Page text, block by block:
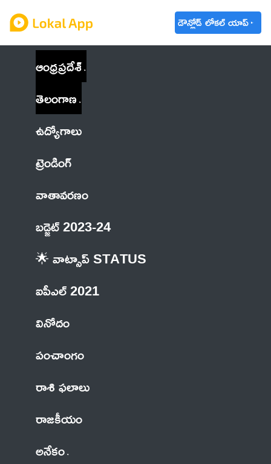
డౌన్లోడ్ లోకల్ యాప్
ఆంధ్రప్రదేశ్
తెలంగాణ
ఉద్యోగాలు
ట్రెండింగ్
వాతావరణం
బడ్జెట్ 2023-24
🌟 వాట్సాప్ STATUS
ఐపీఎల్ 2021
వినోదం
పంచాంగం
రాశి ఫలాలు
రాజకీయం
అనేకం